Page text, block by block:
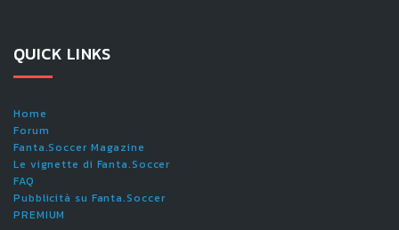
QUICK LINKS
Home
Forum
Fanta.Soccer Magazine
Le vignette di Fanta.Soccer
FAQ
Pubblicità su Fanta.Soccer
PREMIUM